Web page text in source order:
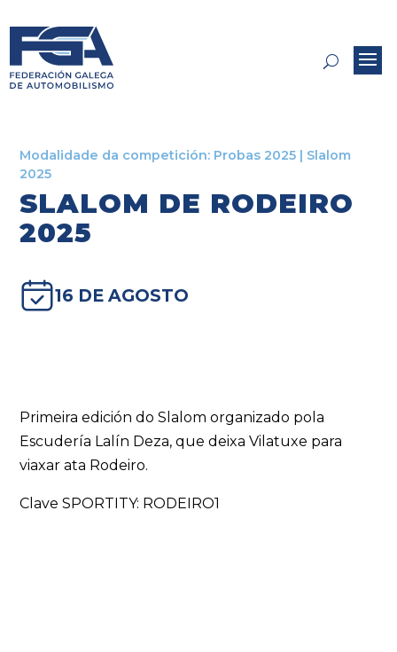
Modalidade da competición: Probas 2025 | Slalom
2025
SLALOM DE RODEIRO
2025
16 DE AGOSTO
Primeira edición do Slalom organizado pola
Escudería Lalín Deza, que deixa Vilatuxe para
viaxar ata Rodeiro.
Clave SPORTITY: RODEIRO1